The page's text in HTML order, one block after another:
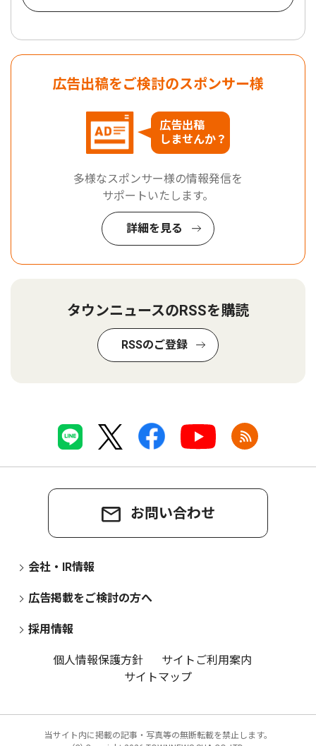
広告出稿をご検討のスポンサー様
広告出稿
しませんか？
多様なスポンサー様の情報発信を
サポートいたします。
詳細を見る
タウンニュースのRSSを購読
RSSのご登録
お問い合わせ
会社・IR情報
広告掲載をご検討の方へ
採用情報
個人情報保護方針
サイトご利用案内
サイトマップ
当サイト内に掲載の記事・写真等の無断転載を禁止します。